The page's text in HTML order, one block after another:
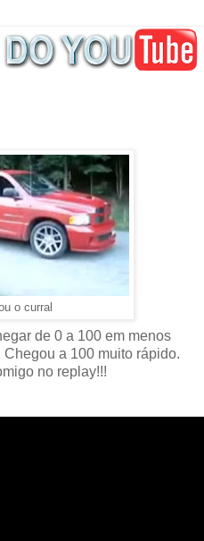
o curral
de 0 a 100 em menos
a 100 muito rápido.
no replay!!!